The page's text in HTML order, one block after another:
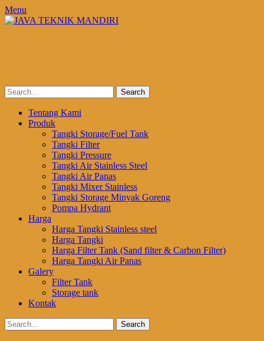
Menu
Search
for:
Primary
Menu
Skip
Tentang Kami
Produk
Tangki Storage/Fuel Tank
Tangki Filter
Tangki Pressure
Tangki Air Stainless Steel
Tangki Air Panas
Tangki Mixer Stainless
Tangki Storage Minyak Goreng
Pompa Hydrant
Harga
Harga Tangki Stainless steel
Harga Tangki
Harga Filter Tank (Sand filter & Carbon Filter)
Harga Tangki Air Panas
Galery
Filter Tank
Storage tank
Kontak
Search
Search
for: